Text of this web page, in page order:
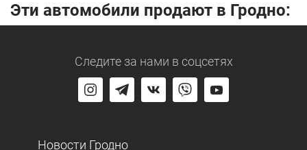
Эти автомобили продают в Гродно:
Следите за нами в соцсетях
Новости Гродно